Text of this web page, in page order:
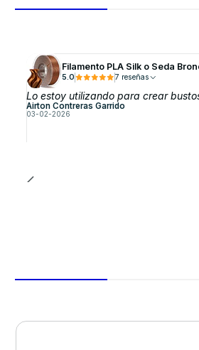
Filamento PLA Silk o Seda
5.0 7 reseñas
Lo estoy utilizando para crear
Airton Contreras Garrido
03-02-2026